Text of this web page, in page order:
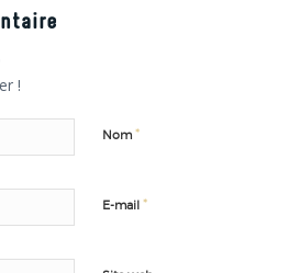
!
Nom *
E-mail *